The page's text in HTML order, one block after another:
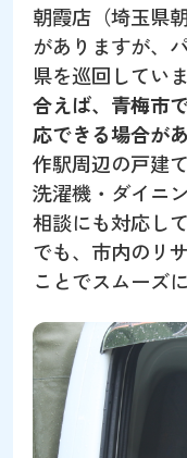
朝霞店（埼玉県
がありますが、
県を巡回していま
合えば、青梅市
応できる場合が
作駅周辺の戸建
洗濯機・ダイニ
相談にも対応し
でも、市内のリ
ことでスムーズ